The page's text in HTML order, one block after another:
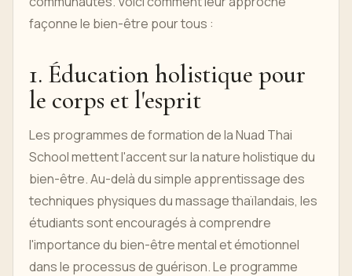
façonne le bien-être pour tous :
1. Éducation holistique pour
le corps et l'esprit
Les programmes de formation de la Nuad Thai
School mettent l'accent sur la nature holistique du
bien-être. Au-delà du simple apprentissage des
techniques physiques du massage thaïlandais, les
étudiants sont encouragés à comprendre
l'importance du bien-être mental et émotionnel
dans le processus de guérison. Le programme